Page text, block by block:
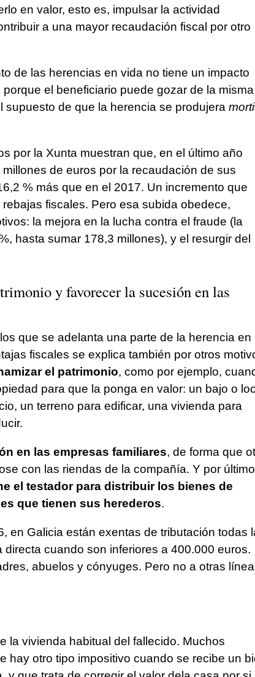
en valor, esto es, impulsar la actividad
a una mayor recaudación fiscal por otro
de las herencias en vida no tiene un impacto
el beneficiario puede gozar de la misma
supuesto de que la herencia se produjera
por la Xunta muestran que, en el último año
de euros por la recaudación de sus
% más que en el 2017. Un incremento que
fiscales. Pero esa subida obedece,
la mejora en la lucha contra el fraude (la
hasta sumar 178,3 millones), y el resurgir del
y favorecer la sucesión en las
que se adelanta una parte de la herencia en
fiscales se explica también por otros
el patrimonio, como por ejemplo,
para que la ponga en valor: un bajo o
un terreno para edificar, una vivienda para
en las empresas familiares, de forma que
con las riendas de la compañía. Y por
el testador para distribuir los bienes de
que tienen sus herederos.
en Galicia están exentas de tributación todas
directa cuando son inferiores a 400.000 euros.
abuelos y cónyuges. Pero no a otras
la vivienda habitual del fallecido. Muchos
hay otro tipo impositivo cuando se recibe un